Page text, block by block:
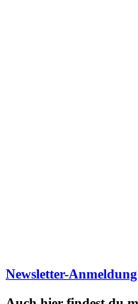
Newsletter-Anmeldung